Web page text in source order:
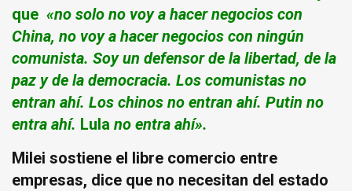
que «no solo no voy a hacer negocios con
China, no voy a hacer negocios con ningún
comunista. Soy un defensor de la libertad, de la
paz y de la democracia. Los comunistas no
entran ahí. Los chinos no entran ahí. Putin no
entra ahí. Lula no entra ahí».
Milei sostiene el libre comercio entre
empresas, dice que no necesitan del estado